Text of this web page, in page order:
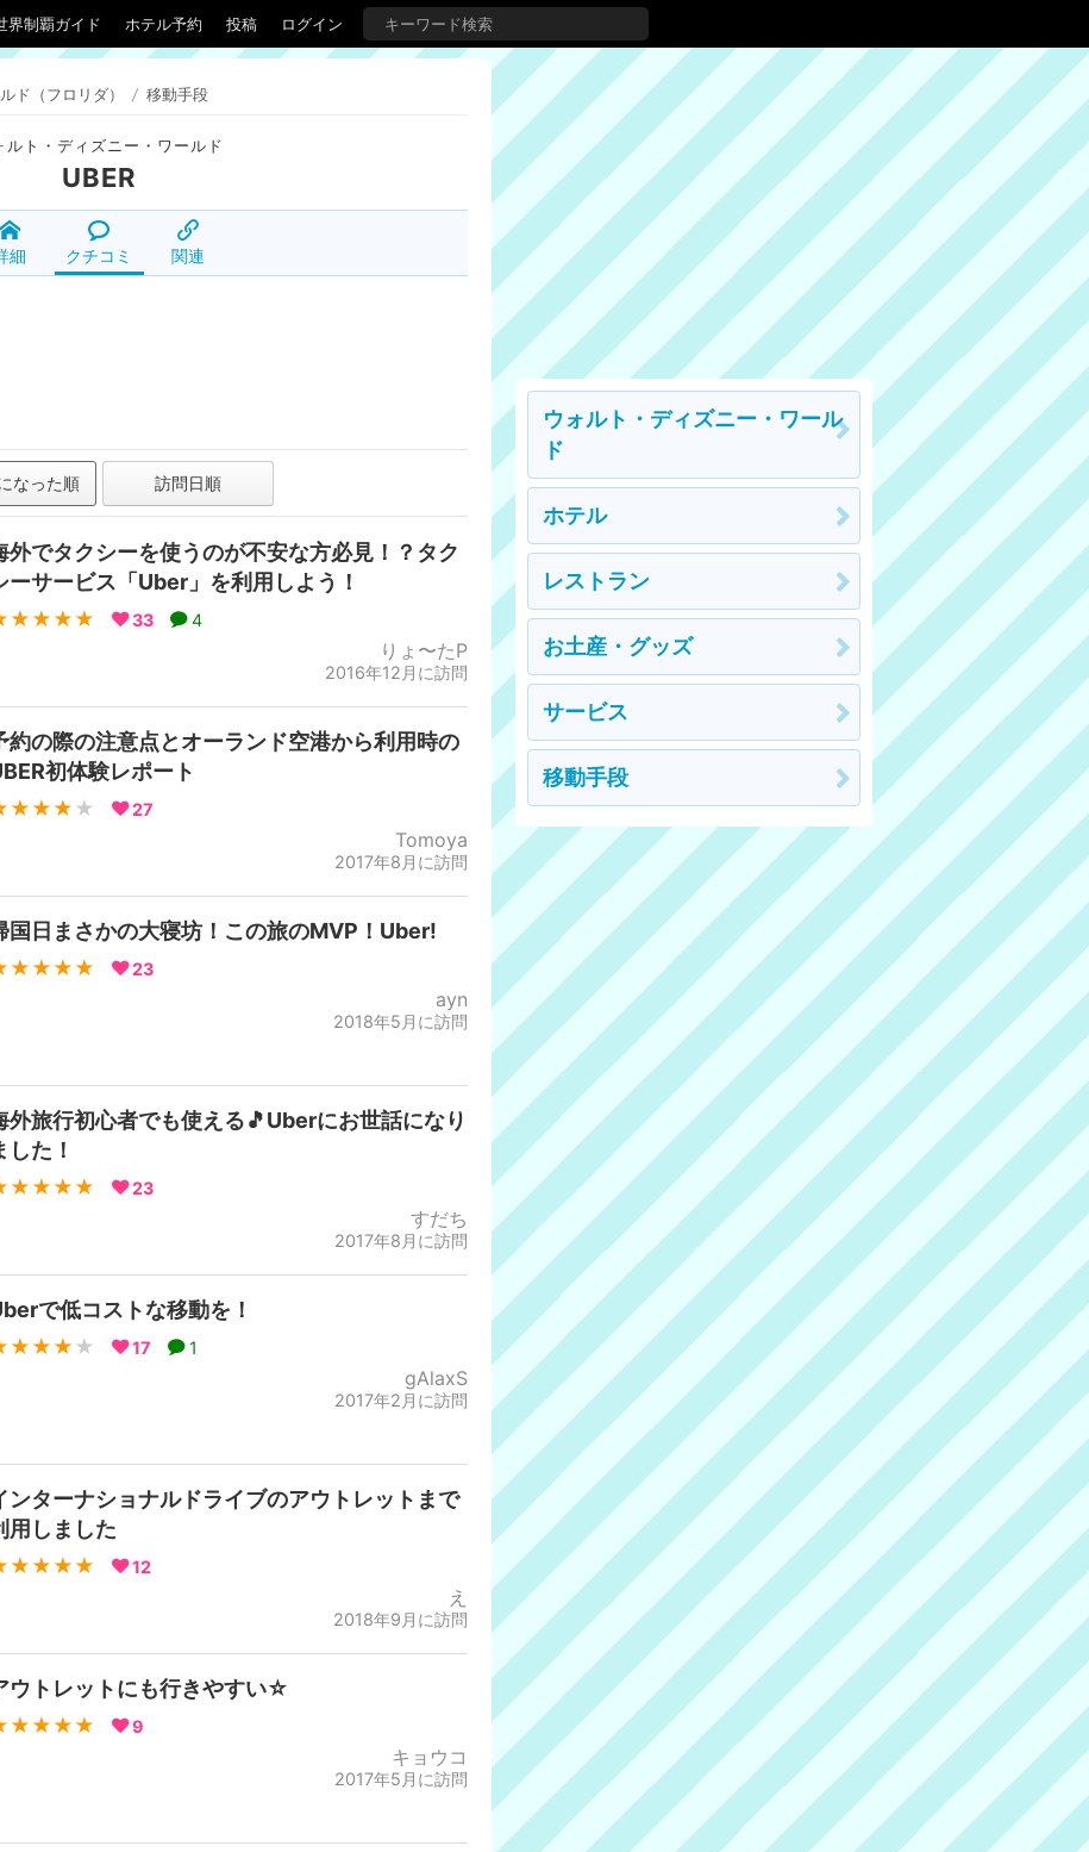
界制覇ガイド ホテル予約 投稿 ログイン
ド（フロリダ） / 移動手段
ルト・ディズニー・ワールド
UBER
細 クチコミ 関連
なった順 訪問日順
外でタクシーを使うのが不安な方必見！？タク
ーサービス「Uber」を利用しよう！
33 4
りょ〜たP
2016年12月に訪問
約の際の注意点とオーランド空港から利用時の
初体験レポート
★ 27
Tomoya
2017年8月に訪問
国日まさかの大寝坊！この旅のMVP！Uber!
23
ayn
2018年5月に訪問
外旅行初心者でも使える🎵Uberにお世話になり
した！
23
すだち
2017年8月に訪問
で低コストな移動を！
★ 17 1
gAlaxS
2017年2月に訪問
ンターナショナルドライブのアウトレットまで
用しました
12
え
2018年9月に訪問
ウトレットにも行きやすい☆
9
キョウコ
2017年5月に訪問
ウォルト・ディズニー・ワール
ド
ホテル
レストラン
お土産・グッズ
サービス
移動手段